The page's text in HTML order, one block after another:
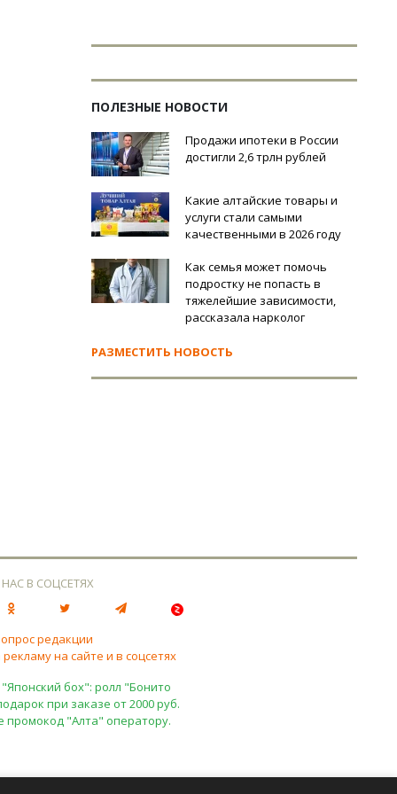
ПОЛЕЗНЫЕ НОВОСТИ
Продажи ипотеки в России
достигли 2,6 трлн рублей
Какие алтайские товары и
услуги стали самыми
качественными в 2026 году
Как семья может помочь
подростку не попасть в
тяжелейшие зависимости,
рассказала нарколог
РАЗМЕСТИТЬ НОВОСТЬ
В СОЦСЕТЯХ
редакции
на сайте и в соцсетях
бох": ролл "Бонито
при заказе от 2000 руб.
промокод "Алта" оператору.